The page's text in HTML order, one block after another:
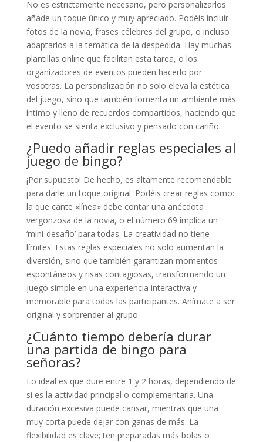
No es estrictamente necesario, pero personalizarlos
añade un toque único y muy apreciado. Podéis incluir
fotos de la novia, frases célebres del grupo, o incluso
adaptarlos a la temática de la despedida. Hay muchas
plantillas online que facilitan esta tarea, o los
organizadores de eventos pueden hacerlo por
vosotras. La personalización no solo eleva la estética
del juego, sino que también fomenta un ambiente más
íntimo y lleno de recuerdos compartidos, haciendo que
el evento se sienta exclusivo y pensado con cariño.
¿Puedo añadir reglas especiales al
juego de bingo?
¡Por supuesto! De hecho, es altamente recomendable
para darle un toque original. Podéis crear reglas como:
la que cante «línea» debe contar una anécdota
vergonzosa de la novia, o el número 69 implica un
‘mini-desafío’ para todas. La creatividad no tiene
límites. Estas reglas especiales no solo aumentan la
diversión, sino que también garantizan momentos
espontáneos y risas contagiosas, transformando un
juego simple en una experiencia interactiva y
memorable para todas las participantes. Anímate a ser
original y sorprender al grupo.
¿Cuánto tiempo debería durar
una partida de bingo para
señoras?
Lo ideal es que dure entre 1 y 2 horas, dependiendo de
si es la actividad principal o complementaria. Una
duración excesiva puede cansar, mientras que una
muy corta puede dejar con ganas de más. La
flexibilidad es clave; ten preparadas más bolas o